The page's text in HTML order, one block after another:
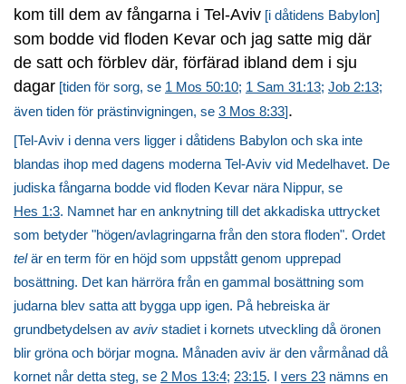
kom till dem av fångarna i Tel-Aviv [i dåtidens Babylon]
som bodde vid floden Kevar och jag satte mig där
de satt och förblev där, förfärad ibland dem i sju
dagar [tiden för sorg, se 1 Mos 50:10; 1 Sam 31:13; Job 2:13;
även tiden för prästinvigningen, se 3 Mos 8:33].
[Tel-Aviv i denna vers ligger i dåtidens Babylon och ska inte
blandas ihop med dagens moderna Tel-Aviv vid Medelhavet. De
judiska fångarna bodde vid floden Kevar nära Nippur, se
Hes 1:3. Namnet har en anknytning till det akkadiska uttrycket
som betyder "högen/avlagringarna från den stora floden". Ordet
telär en term för en höjd som uppstått genom upprepad
bosättning. Det kan härröra från en gammal bosättning som
judarna blev satta att bygga upp igen. På hebreiska är
grundbetydelsen av aviv stadiet i kornets utveckling då öronen
blir gröna och börjar mogna. Månaden aviv är den vårmånad då
kornet når detta steg, se 2 Mos 13:4; 23:15. I vers 23 nämns en